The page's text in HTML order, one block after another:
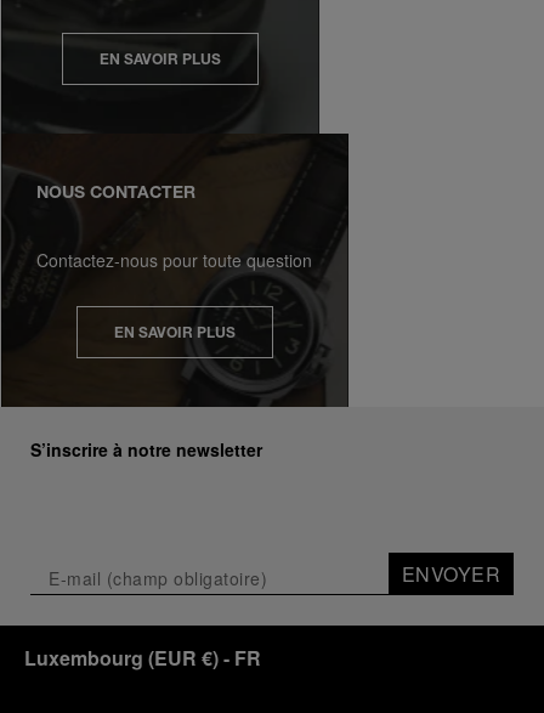
EN SAVOIR PLUS
NOUS CONTACTER
Contactez-nous pour toute question
EN SAVOIR PLUS
S’inscrire à notre newsletter
ENVOYER
Luxembourg (EUR €)- FR